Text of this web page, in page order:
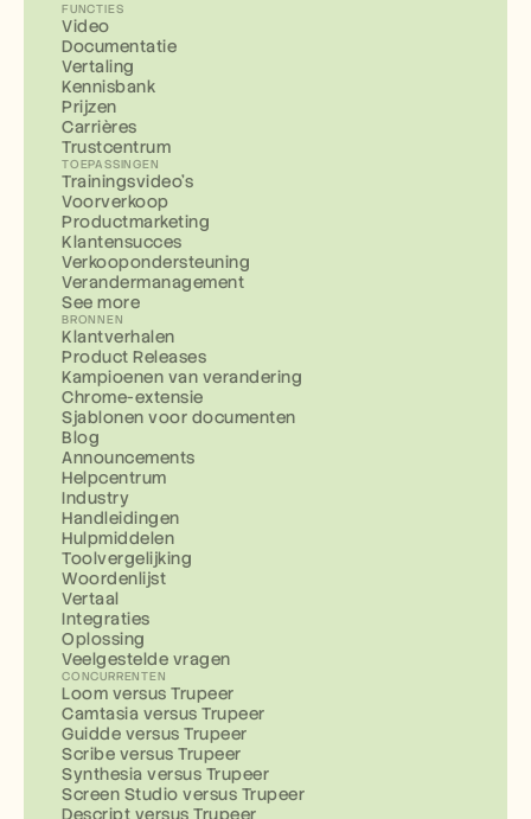
FUNCTIES
Video
Documentatie
Vertaling
Kennisbank
Prijzen
Carrières
Trustcentrum
TOEPASSINGEN
Trainingsvideo's
Voorverkoop
Productmarketing
Klantensucces
Verkoopondersteuning
Verandermanagement
See more
BRONNEN
Klantverhalen
Product Releases
Kampioenen van verandering
Chrome-extensie
Sjablonen voor documenten
Blog
Announcements
Helpcentrum
Industry
Handleidingen
Hulpmiddelen
Toolvergelijking
Woordenlijst
Vertaal
Integraties
Oplossing
Veelgestelde vragen
CONCURRENTEN
Loom versus Trupeer
Camtasia versus Trupeer
Guidde versus Trupeer
Scribe versus Trupeer
Synthesia versus Trupeer
Screen Studio versus Trupeer
Descript versus Trupeer